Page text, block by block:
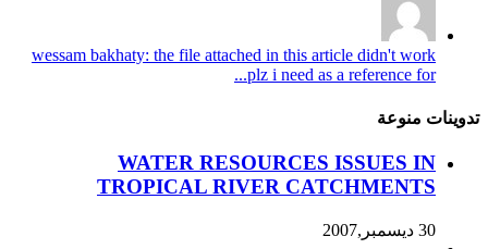
wessam bakhaty: the file attached in this article didn't work
plz i need as a reference for...
تدوينات منوعة
WATER RESOURCES ISSUES IN
TROPICAL RIVER CATCHMENTS
30 ديسمبر,2007